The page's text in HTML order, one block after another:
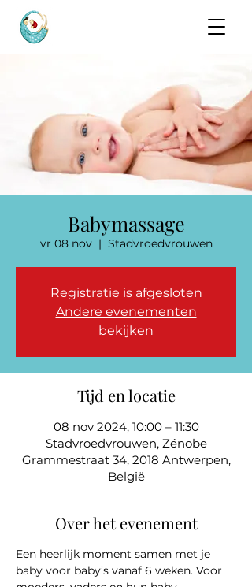
Babymassage
vr 08 nov
  |
Stadvroedvrouwen
Registratie is afgesloten
Andere evenementen
bekijken
Tijd en locatie
08 nov 2024, 10:00 – 11:30
Stadvroedvrouwen, Zénobe
Grammestraat 34, 2018 Antwerpen,
België
Over het evenement
Een heerlijk moment samen met je
baby voor baby’s vanaf 6 weken. Voor